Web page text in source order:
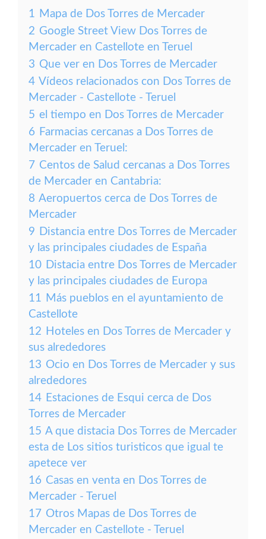
1 Mapa de Dos Torres de Mercader
2 Google Street View Dos Torres de
Mercader en Castellote en Teruel
3 Que ver en Dos Torres de Mercader
4 Vídeos relacionados con Dos Torres de
Mercader - Castellote - Teruel
5 el tiempo en Dos Torres de Mercader
6 Farmacias cercanas a Dos Torres de
Mercader en Teruel:
7 Centos de Salud cercanas a Dos Torres
de Mercader en Cantabria:
8 Aeropuertos cerca de Dos Torres de
Mercader
9 Distancia entre Dos Torres de Mercader
y las principales ciudades de España
10 Distacia entre Dos Torres de Mercader
y las principales ciudades de Europa
11 Más pueblos en el ayuntamiento de
Castellote
12 Hoteles en Dos Torres de Mercader y
sus alrededores
13 Ocio en Dos Torres de Mercader y sus
alrededores
14 Estaciones de Esqui cerca de Dos
Torres de Mercader
15 A que distacia Dos Torres de Mercader
esta de Los sitios turisticos que igual te
apetece ver
16 Casas en venta en Dos Torres de
Mercader - Teruel
17 Otros Mapas de Dos Torres de
Mercader en Castellote - Teruel